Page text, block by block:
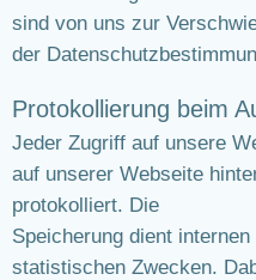
sind von uns zur
der
Protokollierung beim
Jeder Zugriff auf unsere
auf unserer Webseite
protokolliert. Die
Speicherung dient
statistischen Zwecken.